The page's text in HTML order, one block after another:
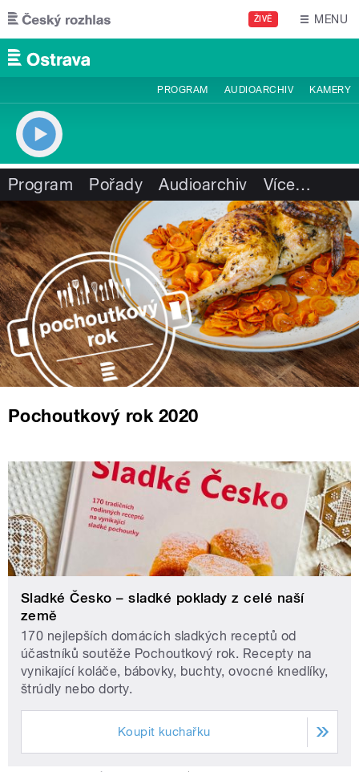
Přejít k hlavnímu obsahu
ŽIVĚ MENU
PROGRAM AUDIOARCHIV KAMERY
Program Pořady Audioarchiv Více…
Pochoutkový rok 2020
Sladké Česko – sladké poklady z celé naší
země
170 nejlepších domácích sladkých receptů od
účastníků soutěže Pochoutkový rok. Recepty na
vynikající koláče, bábovky, buchty, ovocné knedlíky,
štrúdly nebo dorty.
Koupit kuchařku